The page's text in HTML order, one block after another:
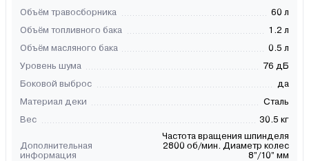
Объём травосборника
60 л
Объём топливного бака
1.2 л
Объём масляного бака
0.5 л
Уровень шума
76 дБ
Боковой выброс
да
Материал деки
Сталь
Вес
30.5 кг
Дополнительная
информация
Частота вращения шпинделя
2800 об/мин. Диаметр колес
8”/10” мм